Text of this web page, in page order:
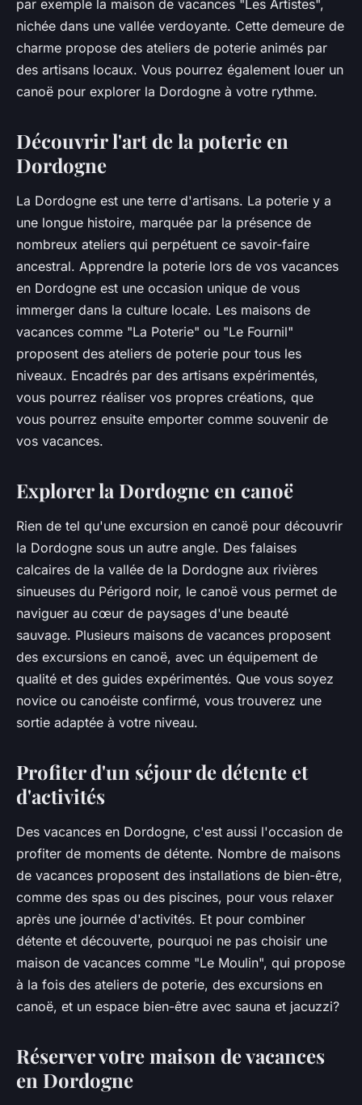
par exemple la maison de vacances "Les Artistes",
nichée dans une vallée verdoyante. Cette demeure de
charme propose des ateliers de poterie animés par
des artisans locaux. Vous pourrez également louer un
canoë pour explorer la Dordogne à votre rythme.
Découvrir l'art de la poterie en
Dordogne
La Dordogne est une terre d'artisans. La poterie y a
une longue histoire, marquée par la présence de
nombreux ateliers qui perpétuent ce savoir-faire
ancestral. Apprendre la poterie lors de vos vacances
en Dordogne est une occasion unique de vous
immerger dans la culture locale. Les maisons de
vacances comme "La Poterie" ou "Le Fournil"
proposent des ateliers de poterie pour tous les
niveaux. Encadrés par des artisans expérimentés,
vous pourrez réaliser vos propres créations, que
vous pourrez ensuite emporter comme souvenir de
vos vacances.
Explorer la Dordogne en canoë
Rien de tel qu'une excursion en canoë pour découvrir
la Dordogne sous un autre angle. Des falaises
calcaires de la vallée de la Dordogne aux rivières
sinueuses du Périgord noir, le canoë vous permet de
naviguer au cœur de paysages d'une beauté
sauvage. Plusieurs maisons de vacances proposent
des excursions en canoë, avec un équipement de
qualité et des guides expérimentés. Que vous soyez
novice ou canoéiste confirmé, vous trouverez une
sortie adaptée à votre niveau.
Profiter d'un séjour de détente et
d'activités
Des vacances en Dordogne, c'est aussi l'occasion de
profiter de moments de détente. Nombre de maisons
de vacances proposent des installations de bien-être,
comme des spas ou des piscines, pour vous relaxer
après une journée d'activités. Et pour combiner
détente et découverte, pourquoi ne pas choisir une
maison de vacances comme "Le Moulin", qui propose
à la fois des ateliers de poterie, des excursions en
canoë, et un espace bien-être avec sauna et jacuzzi?
Réserver votre maison de vacances
en Dordogne